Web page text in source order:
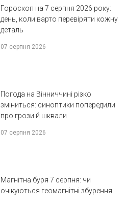
Гороскоп на 7 серпня 2026 року:
день, коли варто перевіряти кожну
деталь
07 серпня 2026
Погода на Вінниччині різко
зміниться: синоптики попередили
про грози й шквали
07 серпня 2026
Магнітна буря 7 серпня: чи
очікуються геомагнітні збурення